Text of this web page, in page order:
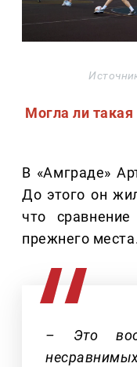
Могла ли
В «Амграде»
До этого он
что
прежнего
– Это